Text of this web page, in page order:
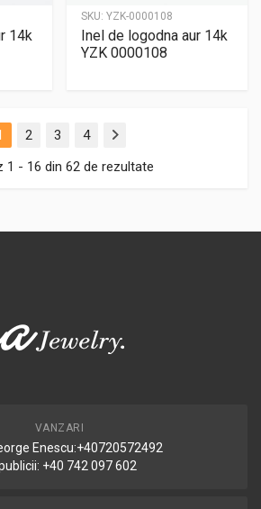
14k
SKU: YZK-0000108
Inel de logodna aur 14k
YZK 0000108
2 3 4
Next
1 - 16 din 62 de rezultate
VANZARI
Enescu:+40720572492
+40 742 097 602